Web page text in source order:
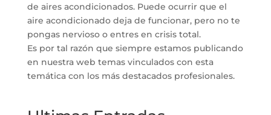
de aires acondicionados. Puede ocurrir que el
aire acondicionado deja de funcionar, pero no te
pongas nervioso o entres en crisis total.
Es por tal razón que siempre estamos publicando
en nuestra web temas vinculados con esta
temática con los más destacados profesionales.